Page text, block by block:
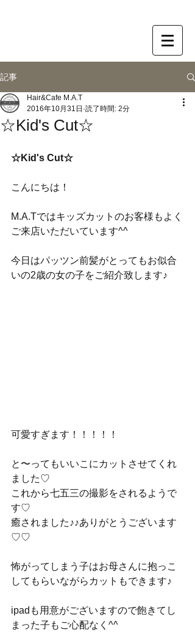
記事
☆Kid's Cut☆
Hair&Cafe M.A.T
2016年10月31日 読了時間: 2分
☆Kid's Cut☆
こんにちは！
M.A.Tではキッズカットのお客様もよく
ご来店いただいています^^
今日はパッツン前髪がとってもお似合
いの2歳の女の子をご紹介致します♪
可愛すぎます！！！！！
と〜ってもいいこにカットさせてくれ
ました♡
これから七五三の撮影をされるようで
す♡
癒されました♪♪ありがとうございます
♡♡
怖がってしまう子はお母さんに抱っこ
してもらいながらカットもできます♪
ipadも用意がございますので飽きてし
まった子もご心配なく^^